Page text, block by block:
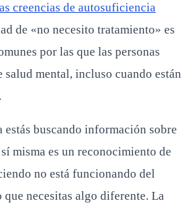
creencias de autosuficiencia
de «no necesito tratamiento» es
por las que las personas
mental, incluso cuando están
estás buscando información sobre
misma es un reconocimiento de
no está funcionando del
que necesitas algo diferente. La